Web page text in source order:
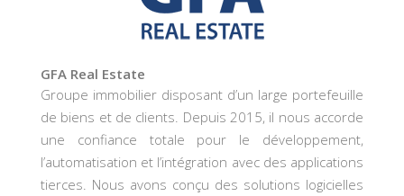
GFA Real Estate
Groupe immobilier disposant d’un large portefeuille
de biens et de clients. Depuis 2015, il nous accorde
une confiance totale pour le développement,
l’automatisation et l’intégration avec des applications
tierces. Nous avons conçu des solutions logicielles